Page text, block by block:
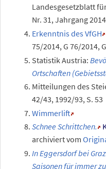
Landesgesetzblatt
Nr. 31, Jahrgang
Erkenntnis des VfGH
75/2014, G 76/2014,
Statistik Austria:
Ortschaften
Mitteilungen des
42/43, 1992/93, S. 53
Wimmerlift
Schnee Schrittchen.
archiviertvom
In Eggersdorf bei
Saisonen für immer